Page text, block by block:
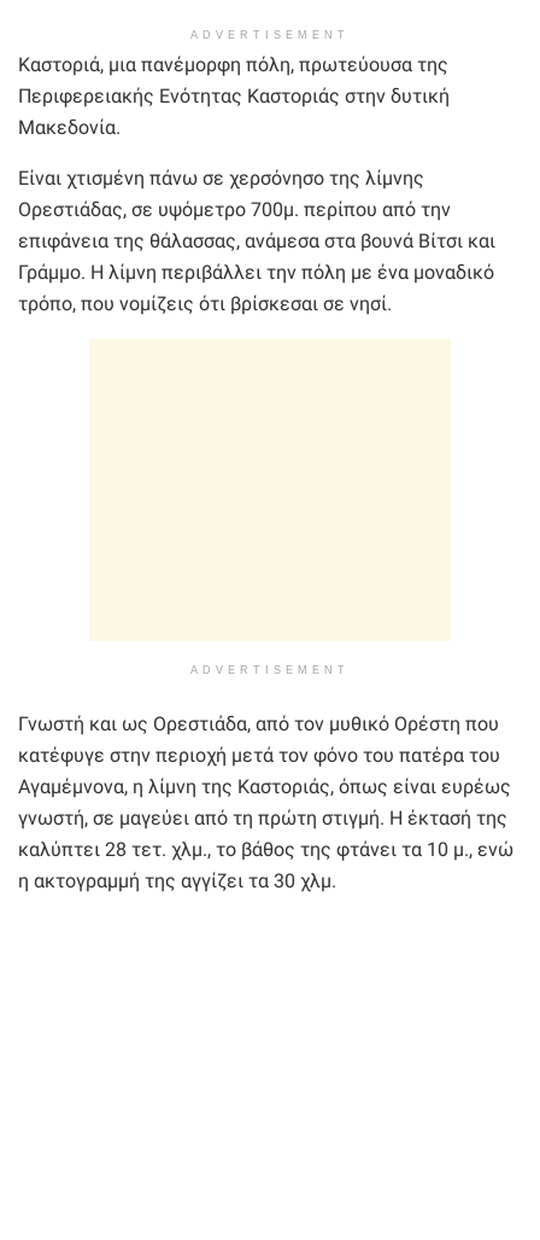
ADVERTISEMENT
Καστοριά, μια πανέμορφη πόλη, πρωτεύουσα της
Περιφερειακής Ενότητας Καστοριάς στην δυτική
Μακεδονία.
Είναι χτισμένη πάνω σε χερσόνησο της λίμνης
Ορεστιάδας, σε υψόμετρο 700μ. περίπου από την
επιφάνεια της θάλασσας, ανάμεσα στα βουνά Βίτσι και
Γράμμο. Η λίμνη περιβάλλει την πόλη με ένα μοναδικό
τρόπο, που νομίζεις ότι βρίσκεσαι σε νησί.
ADVERTISEMENT
Γνωστή και ως Ορεστιάδα, από τον μυθικό Ορέστη που
κατέφυγε στην περιοχή μετά τον φόνο του πατέρα του
Αγαμέμνονα, η λίμνη της Καστοριάς, όπως είναι ευρέως
γνωστή, σε μαγεύει από τη πρώτη στιγμή. Η έκτασή της
καλύπτει 28 τετ. χλμ., το βάθος της φτάνει τα 10 μ., ενώ
η ακτογραμμή της αγγίζει τα 30 χλμ.